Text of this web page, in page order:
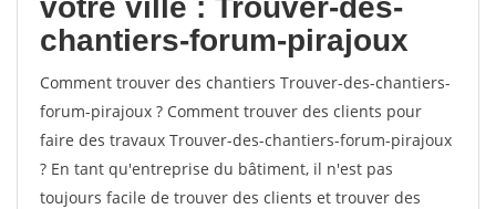
votre ville : Trouver-des-
chantiers-forum-pirajoux
Comment trouver des chantiers Trouver-des-chantiers-
forum-pirajoux ? Comment trouver des clients pour
faire des travaux Trouver-des-chantiers-forum-pirajoux
? En tant qu'entreprise du bâtiment, il n'est pas
toujours facile de trouver des clients et trouver des